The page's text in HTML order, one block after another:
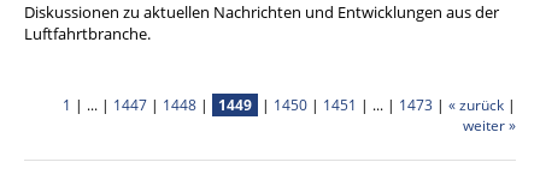
Diskussionen zu aktuellen Nachrichten und Entwicklungen aus der
Luftfahrtbranche.
1 | ... | 1447 | 1448 | 1449 | 1450 | 1451 | ... | 1473 | « zurück |
weiter »